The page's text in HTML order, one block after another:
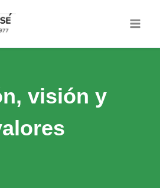
visión y